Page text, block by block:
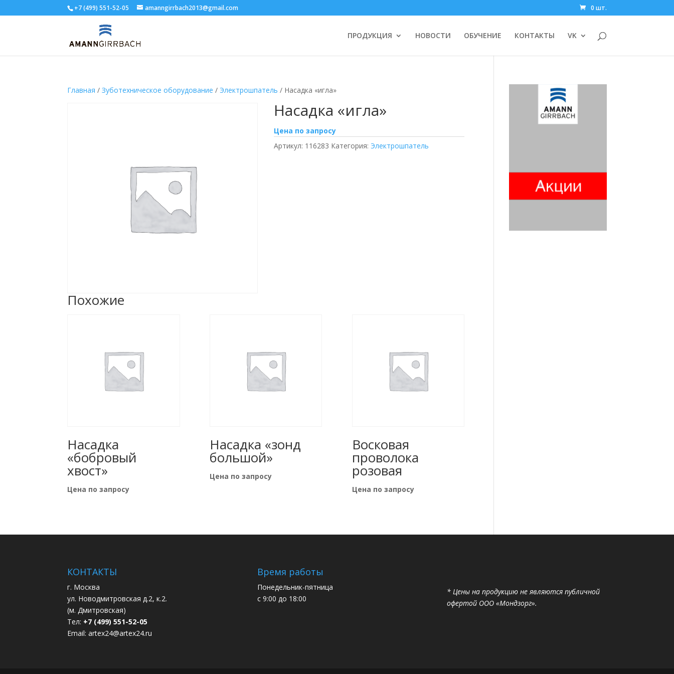
+7 (499) 551-52-05 amanngirrbach2013@gmail.com 0 шт.
ПРОДУКЦИЯ НОВОСТИ ОБУЧЕНИЕ КОНТАКТЫ VK
Главная /Зуботехническое оборудование / Электрошпатель / Насадка «игла»
Насадка «игла»
Цена по запросу
Артикул: 116283 Категория: Электрошпатель
Похожие
Насадка
«бобровый
хвост»
Цена по запросу
Насадка «зонд
большой»
Цена по запросу
Восковая
проволока
розовая
Цена по запросу
КОНТАКТЫ
г. Москва
ул. Новодмитровская д.2, к.2.
(м. Дмитровская)
Тел: +7 (499) 551-52-05
Email:artex24@artex24.ru
Время работы
Понедельник-пятница
с 9:00 до 18:00
* Цены на продукцию не являются публичной
офертой ООО «Мондзорг».